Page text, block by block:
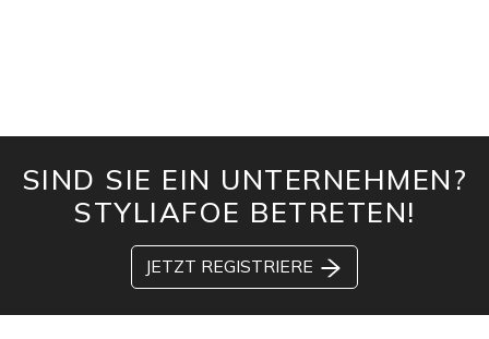
SIND SIE EIN UNTERNEHMEN?
STYLIAFOE BETRETEN!
JETZT REGISTRIERE